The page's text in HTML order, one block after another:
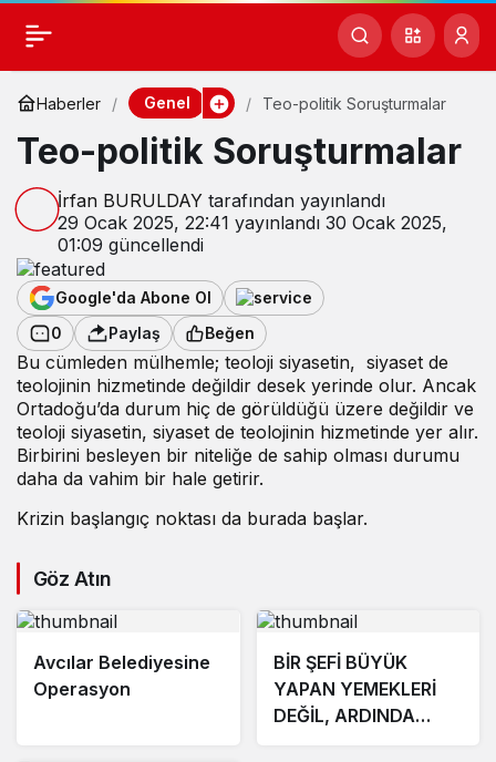
Haberler Genel Teo-politik Soruşturmalar
Teo-politik Soruşturmalar
İrfan BURULDAY tarafından yayınlandı
29 Ocak 2025, 22:41 yayınlandı 30 Ocak 2025,
01:09 güncellendi
Google'da Abone Ol
0
Paylaş Beğen
Bu cümleden mülhemle; teoloji siyasetin, siyaset de
teolojinin hizmetinde değildir desek yerinde olur. Ancak
Ortadoğu’da durum hiç de görüldüğü üzere değildir ve
teoloji siyasetin, siyaset de teolojinin hizmetinde yer alır.
Birbirini besleyen bir niteliğe de sahip olması durumu
daha da vahim bir hale getirir.
Krizin başlangıç noktası da burada başlar.
Göz Atın
Avcılar Belediyesine
Operasyon
BİR ŞEFİ BÜYÜK
YAPAN YEMEKLERİ
DEĞİL, ARDINDA